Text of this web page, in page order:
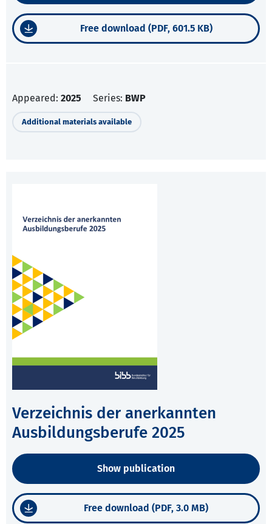
Free download (PDF, 601.5 KB)
Appeared: 2025 Series: BWP
Additional materials available
Verzeichnis der anerkannten
Ausbildungsberufe 2025
Show publication
Free download (PDF, 3.0 MB)